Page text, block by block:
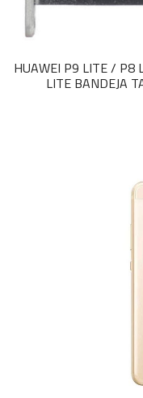
HUAWEI P9 LITE /
LITE BANDEJA